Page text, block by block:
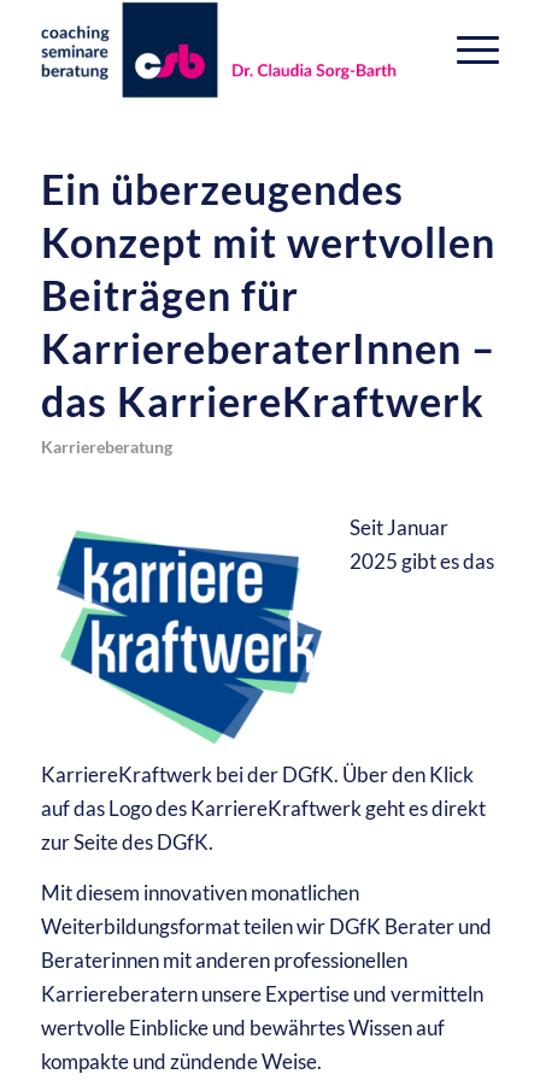
Ein überzeugendes
Konzept mit wertvollen
Beiträgen für
KarriereberaterInnen –
das KarriereKraftwerk
Karriereberatung
Seit Januar
2025 gibt es das
KarriereKraftwerk bei der DGfK. Über den Klick
auf das Logo des KarriereKraftwerk geht es direkt
zur Seite des DGfK.
Mit diesem innovativen monatlichen
Weiterbildungsformat teilen wir DGfK Berater und
Beraterinnen mit anderen professionellen
Karriereberatern unsere Expertise und vermitteln
wertvolle Einblicke und bewährtes Wissen auf
kompakte und zündende Weise.